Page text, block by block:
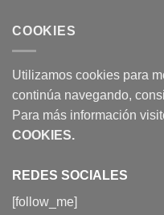
COOKIES
Utilizamos cookies para
continúa navegando,
Para más información
COOKIES.
REDES SOCIALES
[follow_me]